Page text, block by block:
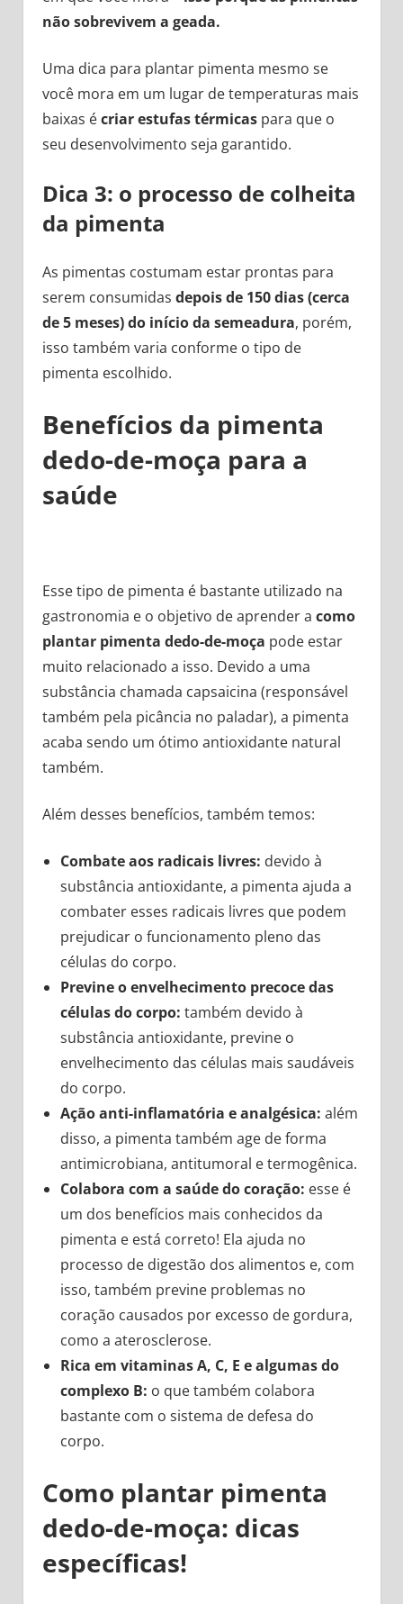
não sobrevivem a geada.
Uma dica para plantar pimenta mesmo se
você mora em um lugar de temperaturas mais
baixas écriar estufas térmicaspara que o
seu desenvolvimento seja garantido.
Dica 3: o processo de colheita
da pimenta
As pimentas costumam estar prontas para
serem consumidas depois de 150 dias (cerca
de 5 meses) do início da semeadura, porém,
isso também varia conforme o tipo de
pimenta escolhido.
Benefícios da pimenta
dedo-de-moça para a
saúde
Esse tipo de pimenta é bastante utilizado na
gastronomia e o objetivo de aprender a como
plantar pimenta dedo-de-moça pode estar
muito relacionado a isso. Devido a uma
substância chamada capsaicina (responsável
também pela picância no paladar), a pimenta
acaba sendo um ótimo antioxidante natural
também.
Além desses benefícios, também temos:
Combate aos radicais livres: devido à
substância antioxidante, a pimenta ajuda a
combater esses radicais livres que podem
prejudicar o funcionamento pleno das
células do corpo.
Previne o envelhecimento precoce das
células do corpo: também devido à
substância antioxidante, previne o
envelhecimento das células mais saudáveis
do corpo.
Ação anti-inflamatória e analgésica: além
disso, a pimenta também age de forma
antimicrobiana, antitumoral e termogênica.
Colabora com a saúde do coração: esse é
um dos benefícios mais conhecidos da
pimenta e está correto! Ela ajuda no
processo de digestão dos alimentos e, com
isso, também previne problemas no
coração causados por excesso de gordura,
como a aterosclerose.
Rica em vitaminas A, C, E e algumas do
complexo B: o que também colabora
bastante com o sistema de defesa do
corpo.
Como plantar pimenta
dedo-de-moça: dicas
específicas!